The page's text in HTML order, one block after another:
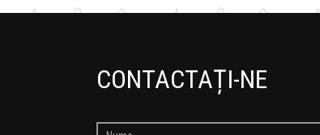
CONTACTAȚI-NE